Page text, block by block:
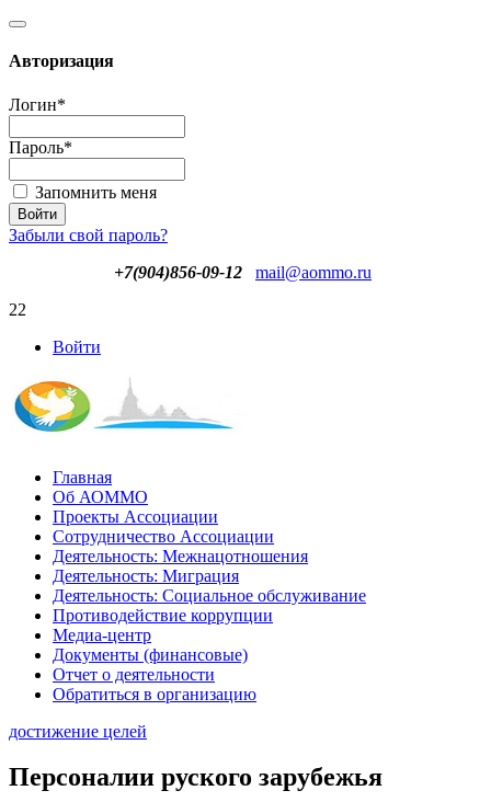
Авторизация
Логин*
Пароль*
Запомнить меня
Забыли свой пароль?
+7(904)856-09-12
mail@aommo.ru
22
Войти
Главная
Об АОММО
Проекты Ассоциации
Сотрудничество Ассоциации
Деятельность: Межнацотношения
Деятельность: Миграция
Деятельность: Социальное обслуживание
Противодействие коррупции
Медиа-центр
Документы (финансовые)
Отчет о деятельности
Обратиться в организацию
достижение целей
Персоналии руского зарубежья